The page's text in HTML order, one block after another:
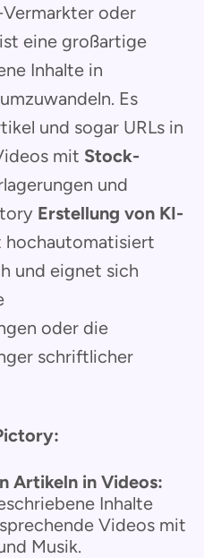
oder
ist eine großartige
Inhalte in
Es
und sogar URLs in
mit Stock-
und
Erstellung von KI-
hochautomatisiert
und eignet sich
oder die
schriftlicher
Artikeln in Videos:
Inhalte
Videos mit
Musik.